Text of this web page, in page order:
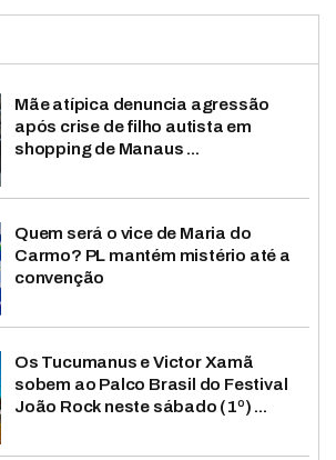
Mãe atípica denuncia agressão
após crise de filho autista em
shopping de Manaus ...
Quem será o vice de Maria do
Carmo? PL mantém mistério até a
convenção
Os Tucumanus e Victor Xamã
sobem ao Palco Brasil do Festival
João Rock neste sábado (1º) ...